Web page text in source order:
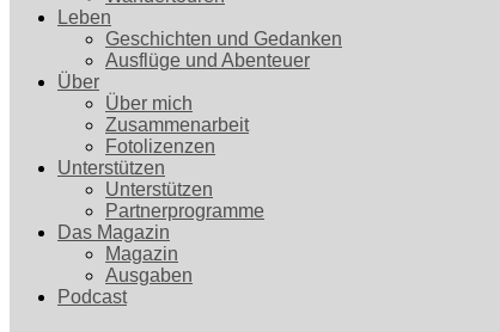
Leben
Geschichten und Gedanken
Ausflüge und Abenteuer
Über
Über mich
Zusammenarbeit
Fotolizenzen
Unterstützen
Unterstützen
Partnerprogramme
Das Magazin
Magazin
Ausgaben
Podcast